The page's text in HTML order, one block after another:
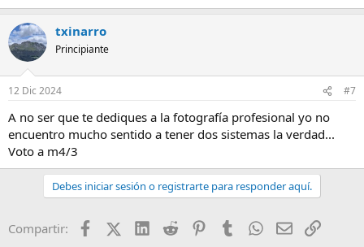
txinarro
Principiante
12 Dic 2024 #7
A no ser que te dediques a la fotografía profesional yo no
encuentro mucho sentido a tener dos sistemas la verdad...
Voto a m4/3
Debes iniciar sesión o registrarte para responder aquí.
Compartir: FacebookX (Twitter)
LinkedIn
Reddit PinterestTumblr WhatsApp
EmailEnlace